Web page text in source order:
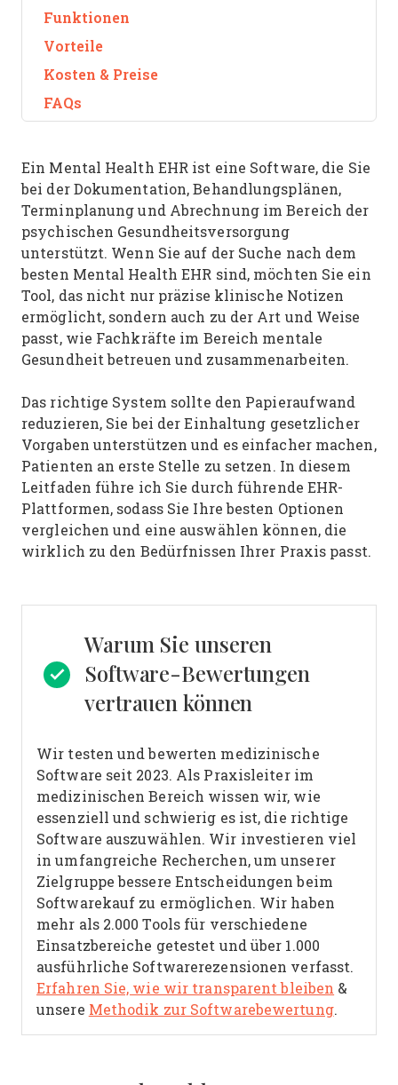
Funktionen
Vorteile
Kosten & Preise
FAQs
Ein Mental Health EHR ist eine Software, die Sie
bei der Dokumentation, Behandlungsplänen,
Terminplanung und Abrechnung im Bereich der
psychischen Gesundheitsversorgung
unterstützt. Wenn Sie auf der Suche nach dem
besten Mental Health EHR sind, möchten Sie ein
Tool, das nicht nur präzise klinische Notizen
ermöglicht, sondern auch zu der Art und Weise
passt, wie Fachkräfte im Bereich mentale
Gesundheit betreuen und zusammenarbeiten.
Das richtige System sollte den Papieraufwand
reduzieren, Sie bei der Einhaltung gesetzlicher
Vorgaben unterstützen und es einfacher machen,
Patienten an erste Stelle zu setzen. In diesem
Leitfaden führe ich Sie durch führende EHR-
Plattformen, sodass Sie Ihre besten Optionen
vergleichen und eine auswählen können, die
wirklich zu den Bedürfnissen Ihrer Praxis passt.
Warum Sie unseren
Software-Bewertungen
vertrauen können
Wir testen und bewerten medizinische
Software seit 2023. Als Praxisleiter im
medizinischen Bereich wissen wir, wie
essenziell und schwierig es ist, die richtige
Software auszuwählen. Wir investieren viel
in umfangreiche Recherchen, um unserer
Zielgruppe bessere Entscheidungen beim
Softwarekauf zu ermöglichen. Wir haben
mehr als 2.000 Tools für verschiedene
Einsatzbereiche getestet und über 1.000
ausführliche Softwarerezensionen verfasst.
Erfahren Sie, wie wir transparent bleiben &
unsere Methodik zur Softwarebewertung.